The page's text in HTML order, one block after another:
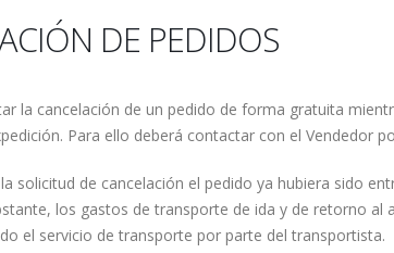
DE PEDIDOS
la cancelación de un pedido de forma gratuita
Para ello deberá contactar con el Vendedor
solicitud de cancelación el pedido ya hubiera sido
los gastos de transporte de ida y de retorno
el servicio de transporte por parte del transportista.